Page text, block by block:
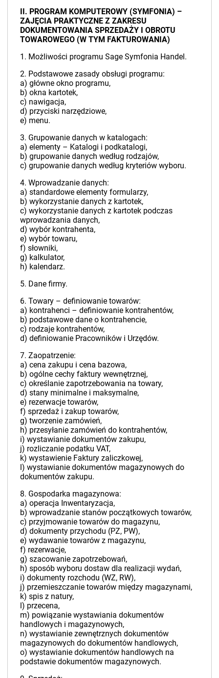
II. PROGRAM KOMPUTEROWY (SYMFONIA) –
ZAJĘCIA PRAKTYCZNE Z ZAKRESU
DOKUMENTOWANIA SPRZEDAŻY I OBROTU
TOWAROWEGO (W TYM FAKTUROWANIA)
1. Możliwości programu Sage Symfonia Handel.
2. Podstawowe zasady obsługi programu:
a) główne okno programu,
b) okna kartotek,
c) nawigacja,
d) przyciski narzędziowe,
e) menu.
3. Grupowanie danych w katalogach:
a) elementy – Katalogi i podkatalogi,
b) grupowanie danych według rodzajów,
c) grupowanie danych według kryteriów wyboru.
4. Wprowadzanie danych:
a) standardowe elementy formularzy,
b) wykorzystanie danych z kartotek,
c) wykorzystanie danych z kartotek podczas
wprowadzania danych,
d) wybór kontrahenta,
e) wybór towaru,
f) słowniki,
g) kalkulator,
h) kalendarz.
5. Dane firmy.
6. Towary – definiowanie towarów:
a) kontrahenci – definiowanie kontrahentów,
b) podstawowe dane o kontrahencie,
c) rodzaje kontrahentów,
d) definiowanie Pracowników i Urzędów.
7. Zaopatrzenie:
a) cena zakupu i cena bazowa,
b) ogólne cechy faktury wewnętrznej,
c) określanie zapotrzebowania na towary,
d) stany minimalne i maksymalne,
e) rezerwacje towarów,
f) sprzedaż i zakup towarów,
g) tworzenie zamówień,
h) przesyłanie zamówień do kontrahentów,
i) wystawianie dokumentów zakupu,
j) rozliczanie podatku VAT,
k) wystawienie Faktury zaliczkowej,
l) wystawianie dokumentów magazynowych do
dokumentów zakupu.
8. Gospodarka magazynowa:
a) operacja Inwentaryzacja,
b) wprowadzanie stanów początkowych towarów,
c) przyjmowanie towarów do magazynu,
d) dokumenty przychodu (PZ, PW),
e) wydawanie towarów z magazynu,
f) rezerwacje,
g) szacowanie zapotrzebowań,
h) sposób wyboru dostaw dla realizacji wydań,
i) dokumenty rozchodu (WZ, RW),
j) przemieszczanie towarów między magazynami,
k) spis z natury,
l) przecena,
m) powiązanie wystawiania dokumentów
handlowych i magazynowych,
n) wystawianie zewnętrznych dokumentów
magazynowych do dokumentów handlowych,
o) wystawianie dokumentów handlowych na
podstawie dokumentów magazynowych.